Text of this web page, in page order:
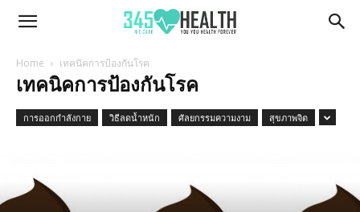
345Health
Home เทคนิคการป้องกันโรค
เทคนิคการป้องกันโรค
การออกกำลังกาย วิธีลดน้ำหนัก ศัลยกรรมความงาม สุขภาพจิต